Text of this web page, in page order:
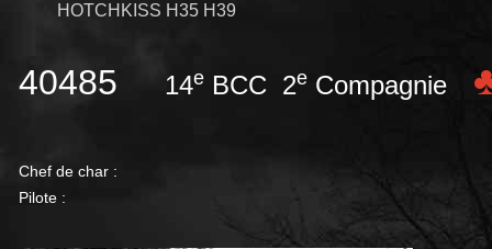
HOTCHKISS H35 H39
40485 14e BCC 2e Compagnie
Chef de char :
Pilote :